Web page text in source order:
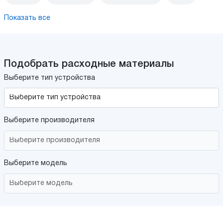
Показать все
Подобрать расходные материалы
Выберите тип устройства
Выберите производителя
Выберите модель